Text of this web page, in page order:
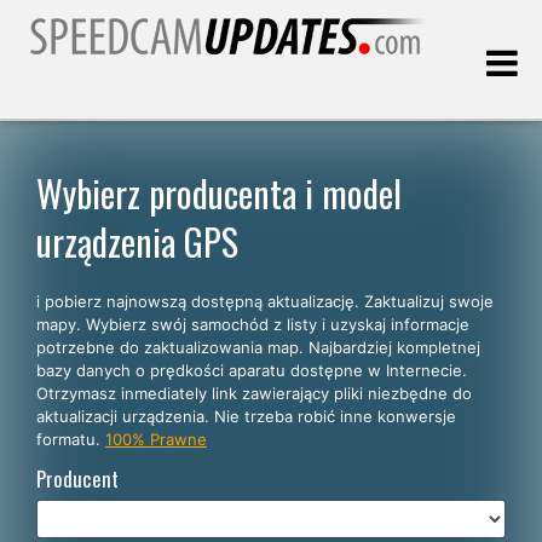
WYBIERZ SWÓJ JĘZYK
Polski
English
Español
Português
Wybierz producenta i model
urządzenia GPS
i pobierz najnowszą dostępną aktualizację. Zaktualizuj swoje
mapy. Wybierz swój samochód z listy i uzyskaj informacje
potrzebne do zaktualizowania map. Najbardziej kompletnej
bazy danych o prędkości aparatu dostępne w Internecie.
Otrzymasz inmediately link zawierający pliki niezbędne do
aktualizacji urządzenia. Nie trzeba robić inne konwersje
formatu. 100% Prawne
Producent